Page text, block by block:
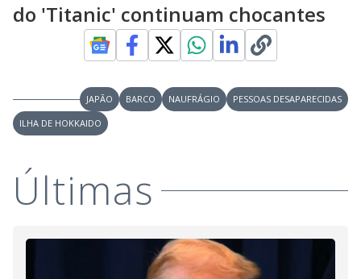
do 'Titanic' continuam chocantes
JAPÃO BARCO NAUFRÁGIO
PESSOAS DESAPARECIDAS
ILHA DE HOKKAIDO
Últimas